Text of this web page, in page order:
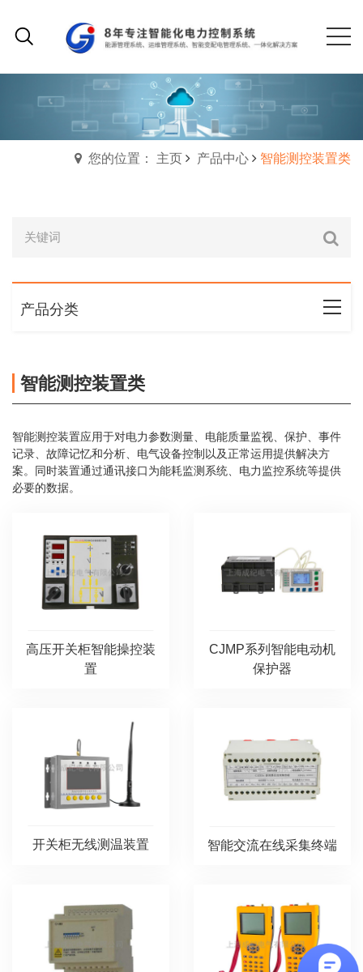
您的位置： 主页 产品中心 智能测控装置类
产品分类
智能测控装置类
智能测控装置应用于对电力参数测量、电能质量监视、保护、事件
记录、故障记忆和分析、电气设备控制以及正常运用提供解决方
案。同时装置通过通讯接口为能耗监测系统、电力监控系统等提供
必要的数据。
高压开关柜智能操控装
置
CJMP系列智能电动机
保护器
开关柜无线测温装置 智能交流在线采集终端